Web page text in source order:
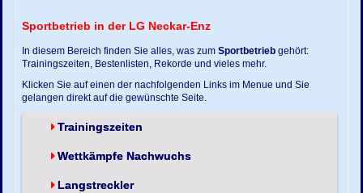
Sportbetrieb in der LG Neckar-Enz
In diesem Bereich finden Sie alles, was zumSportbetrieb gehört:
Trainingszeiten, Bestenlisten, Rekorde und vieles mehr.
Klicken Sie auf einen der nachfolgenden Links im Menue und Sie
gelangen direkt auf die gewünschte Seite.
Trainingszeiten
Wettkämpfe Nachwuchs
Langstreckler